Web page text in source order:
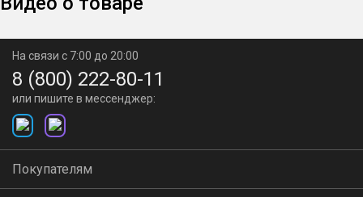
На связи с 7:00 до 20:00
8 (800) 222-80-11
или пишите в мессенджер:
Покупателям